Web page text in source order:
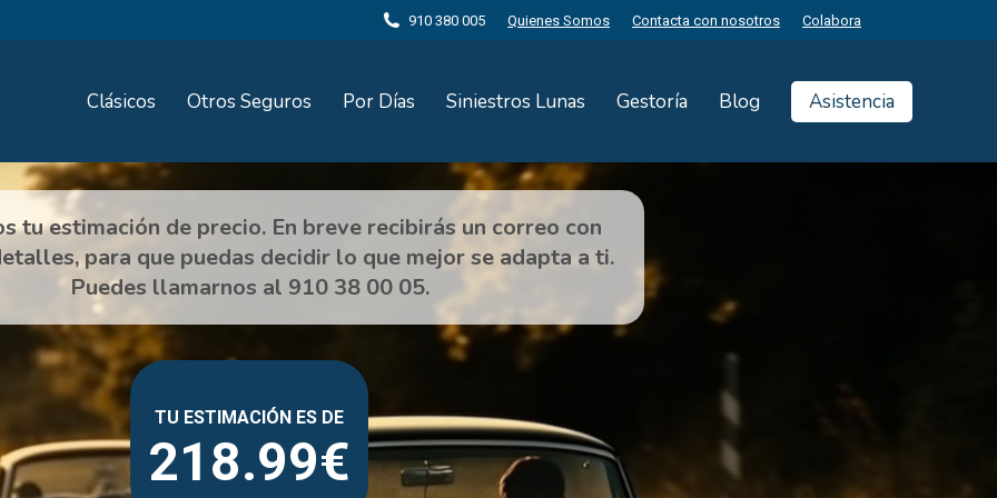
910 380 005 Quienes Somos Contacta con nosotros Colabora
Clásicos Otros Seguros Por Días Siniestros Lunas Gestoría Blog Asistencia
218.99